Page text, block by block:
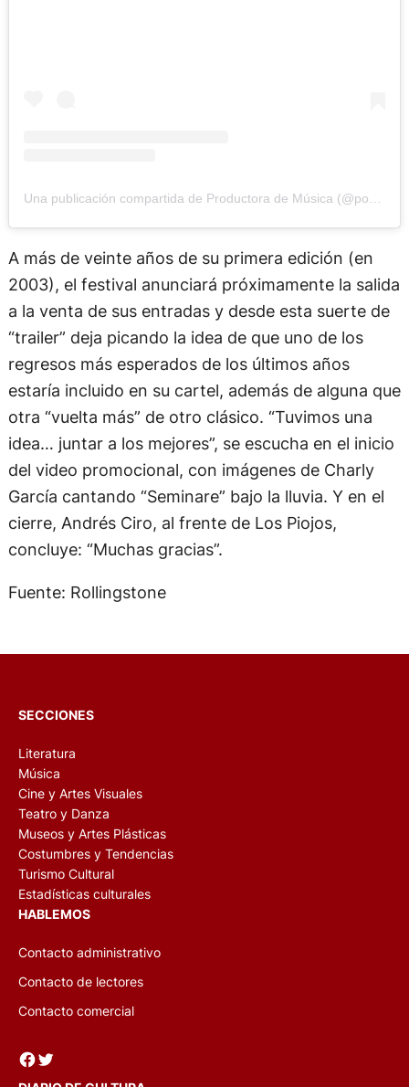
Una publicación compartida de Productora de Música (@popartmusicarg)
A más de veinte años de su primera edición (en
2003), el festival anunciará próximamente la salida
a la venta de sus entradas y desde esta suerte de
“trailer” deja picando la idea de que uno de los
regresos más esperados de los últimos años
estaría incluido en su cartel, además de alguna que
otra “vuelta más” de otro clásico. “Tuvimos una
idea… juntar a los mejores”, se escucha en el inicio
del video promocional, con imágenes de Charly
García cantando “Seminare” bajo la lluvia. Y en el
cierre, Andrés Ciro, al frente de Los Piojos,
concluye: “Muchas gracias”.
Fuente: Rollingstone
SECCIONES
Literatura
Música
Cine y Artes Visuales
Teatro y Danza
Museos y Artes Plásticas
Costumbres y Tendencias
Turismo Cultural
Estadísticas culturales
HABLEMOS
Contacto administrativo
Contacto de lectores
Contacto comercial
Facebook Twitter